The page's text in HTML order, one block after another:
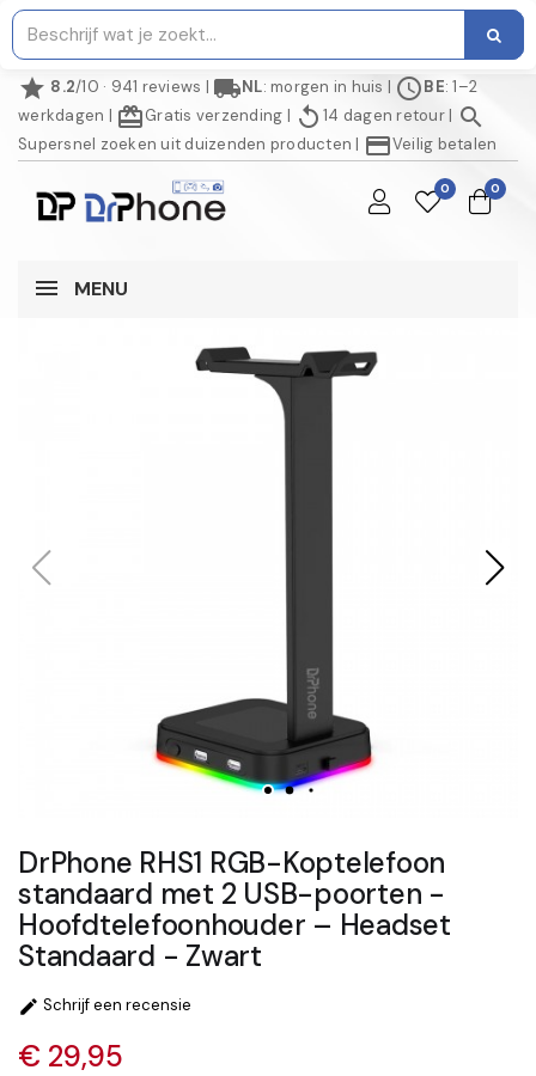
star 8.2/10 · 941 reviews | local_shippingNL: morgen in huis | scheduleBE: 1–2
werkdagen | redeemGratis verzending | replay 14 dagen retour| search
Supersnel zoeken uit duizenden producten | credit_cardVeilig betalen
0 0
MENU
DrPhone RHS1 RGB-Koptelefoon
standaard met 2 USB-poorten -
Hoofdtelefoonhouder – Headset
Standaard - Zwart
 Schrijf een recensie
€ 29,95